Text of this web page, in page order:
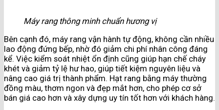
Máy rang thông minh chuẩn hương vị
Bên cạnh đó, máy rang vận hành tự động, không cần nhiều
lao động đứng bếp, nhờ đó giảm chi phí nhân công đáng
kể. Việc kiểm soát nhiệt ổn định cũng giúp hạn chế cháy
khét và giảm tỷ lệ hư hao, giúp tiết kiệm nguyên liệu và
nâng cao giá trị thành phẩm. Hạt rang bằng máy thường
đồng màu, thơm ngon và đẹp mắt hơn, cho phép cơ sở
bán giá cao hơn và xây dựng uy tín tốt hơn với khách hàng.